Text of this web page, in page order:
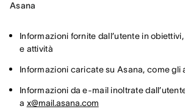
Asana
Informazioni fornite dall’utente in
e attività
Informazioni caricate su Asana, come gli
Informazioni da e-mail inoltrate
a x@mail.asana.com